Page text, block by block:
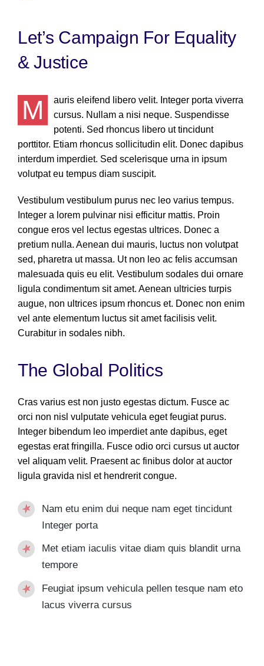
Let’s Campaign For Equality
& Justice
M
auris eleifend libero velit. Integer porta viverra
cursus. Nullam a nisi neque. Suspendisse
potenti. Sed rhoncus libero ut tincidunt
porttitor. Etiam rhoncus sollicitudin elit. Donec dapibus
interdum imperdiet. Sed scelerisque urna in ipsum
volutpat eu tempus diam suscipit.
Vestibulum vestibulum purus nec leo varius tempus.
Integer a lorem pulvinar nisi efficitur mattis. Proin
congue eros vel lectus egestas ultrices. Donec a
pretium nulla. Aenean dui mauris, luctus non volutpat
sed, pharetra ut massa. Ut non leo ac felis accumsan
malesuada quis eu elit. Vestibulum sodales dui ornare
ligula condimentum sit amet. Aenean ultricies turpis
augue, non ultrices ipsum rhoncus et. Donec non enim
vel ante elementum luctus sit amet facilisis velit.
Curabitur in sodales nibh.
The Global Politics
Cras varius est non justo egestas dictum. Fusce ac
orci non nisl vulputate vehicula eget feugiat purus.
Integer bibendum leo imperdiet ante dapibus, eget
egestas erat fringilla. Fusce odio orci cursus ut auctor
vel aliquam velit. Praesent ac finibus dolor at auctor
ligula gravida nisl et hendrerit congue.
Nam etu enim dui neque nam eget tincidunt
Integer porta
Met etiam iaculis vitae diam quis blandit urna
tempore
Feugiat ipsum vehicula pellen tesque nam eto
lacus viverra cursus